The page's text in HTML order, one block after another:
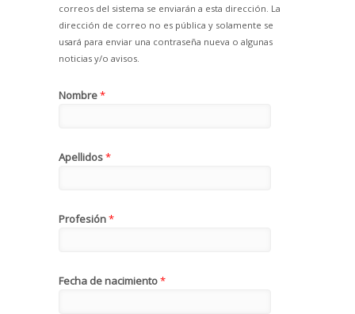
correos del sistema se enviarán a esta dirección. La
dirección de correo no es pública y solamente se
usará para enviar una contraseña nueva o algunas
noticias y/o avisos.
Nombre*
Apellidos*
Profesión*
Fecha de nacimiento*